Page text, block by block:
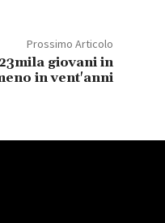
Prossimo Articolo
giovani in
in vent'anni